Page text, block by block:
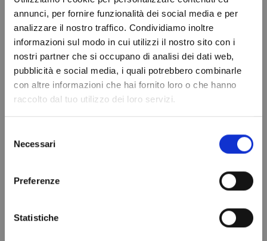
annunci, per fornire funzionalità dei social media e per
analizzare il nostro traffico. Condividiamo inoltre
informazioni sul modo in cui utilizzi il nostro sito con i
nostri partner che si occupano di analisi dei dati web,
pubblicità e social media, i quali potrebbero combinarle
con altre informazioni che hai fornito loro o che hanno
raccolto dal tuo utilizzo dei loro servizi.
delNecessari
Preferenze
Statistiche
R404A - 1,1 Lt -
0,75 kg. -
valvola ¼ -
SOSTITUITO DA
R448A
99,00 €
Aggiungi al
CON
INDICATORE
UMIDITA'
DI330N/6
43,99 €